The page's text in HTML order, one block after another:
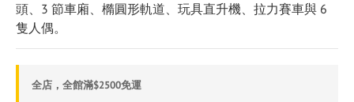
頭、3 節車廂、橢圓形軌道、玩具直升機、拉力賽車與 6
隻人偶。
全店，全館滿$2500免運